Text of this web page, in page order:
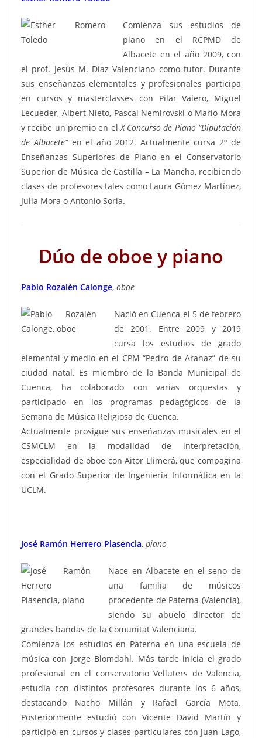
Comienza sus estudios de
piano en el RCPMD de
Albacete en el año 2009, con
el prof. Jesús M. Díaz Valenciano como tutor. Durante
sus enseñanzas elementales y profesionales participa
en cursos y masterclasses con Pilar Valero, Miguel
Lecueder, Albert Nieto, Pascal Nemirovski o Mario Mora
y recibe un premio en elX Concurso de Piano “Diputación
de Albacete”en el año 2012. Actualmente cursa 2º de
Enseñanzas Superiores de Piano en el Conservatorio
Superior de Música de Castilla – La Mancha, recibiendo
clases de profesores tales como Laura Gómez Martínez,
Julia Mora o Antonio Soria.
Dúo de oboe y piano
Pablo Rozalén Calonge, oboe
Nació en Cuenca el 5 de febrero
de 2001. Entre 2009 y 2019
cursa los estudios de grado
elemental y medio en el CPM “Pedro de Aranaz” de su
ciudad natal. Es miembro de la Banda Municipal de
Cuenca, ha colaborado con varias orquestas y
participado en los programas pedagógicos de la
Semana de Música Religiosa de Cuenca.
Actualmente prosigue sus enseñanzas musicales en el
CSMCLM en la modalidad de interpretación,
especialidad de oboe con Aitor Llimerá, que compagina
con el Grado Superior de Ingeniería Informática en la
UCLM.
José Ramón Herrero Plasencia, piano
Nace en Albacete en el seno de
una familia de músicos
procedente de Paterna (Valencia),
siendo su abuelo director de
grandes bandas de la Comunitat Valenciana.
Comienza los estudios en Paterna en una escuela de
música con Jorge Blomdahl. Más tarde inicia el grado
profesional en el conservatorio Velluters de Valencia,
estudia con distintos profesores durante los 6 años,
destacando Nacho Millán y Rafael García Mota.
Posteriormente estudió con Vicente David Martín y
participó en cursos y clases particulares con Juan Lago,